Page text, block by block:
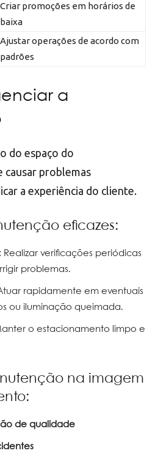
Criar promoções em horários de
baixa
Ajustar operações de acordo com
padrões
a
do espaço do
causar problemas
a experiência do cliente.
eficazes:
: Realizar verificações periódicas
problemas.
rapidamente em eventuais
ou iluminação queimada.
o estacionamento limpo e
na imagem
de qualidade